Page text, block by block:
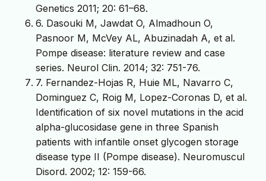
Genetics 2011; 20: 61–68.
6. Dasouki M, Jawdat O, Almadhoun O,
Pasnoor M, McVey AL, Abuzinadah A, et al.
Pompe disease: literature review and case
series. Neurol Clin. 2014; 32: 751-76.
7. Fernandez-Hojas R, Huie ML, Navarro C,
Dominguez C, Roig M, Lopez-Coronas D, et al.
Identification of six novel mutations in the acid
alpha-glucosidase gene in three Spanish
patients with infantile onset glycogen storage
disease type II (Pompe disease). Neuromuscul
Disord. 2002; 12: 159-66.